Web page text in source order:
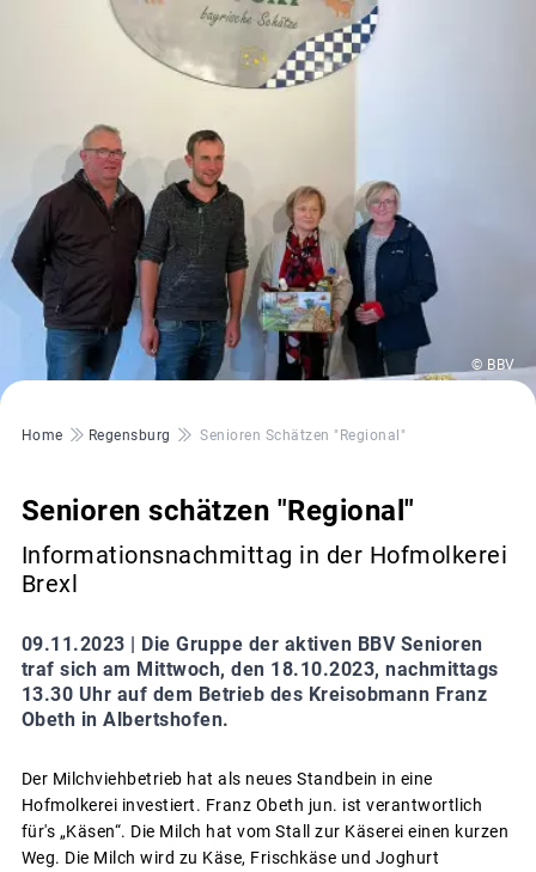
© BBV
Pfadnavigation
Home Regensburg Senioren Schätzen "Regional"
Senioren schätzen "Regional"
Informationsnachmittag in der Hofmolkerei
Brexl
09.11.2023 | Die Gruppe der aktiven BBV Senioren
traf sich am Mittwoch, den 18.10.2023, nachmittags
13.30 Uhr auf dem Betrieb des Kreisobmann Franz
Obeth in Albertshofen.
Der Milchviehbetrieb hat als neues Standbein in eine
Hofmolkerei investiert. Franz Obeth jun. ist verantwortlich
für's „Käsen“. Die Milch hat vom Stall zur Käserei einen kurzen
Weg. Die Milch wird zu Käse, Frischkäse und Joghurt